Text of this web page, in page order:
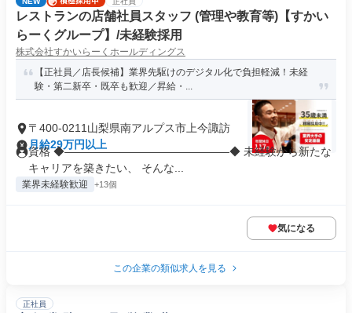
レストランの店舗社員スタッフ (管理や教育等)【すかい
らーくグループ】/未経験採用
株式会社すかいらーくホールディングス
【正社員／店長候補】業界先駆けのデジタル化で負担軽減！未経
験・第二新卒・既卒も歓迎／昇給・...
〒400-0211山梨県南アルプス市上今諏訪
月給29万円以上
資格 ◆―――――――――――――――◆ 未経験から新たな
キャリアを築きたい、 そんな...
業界未経験歓迎 +13個
気になる
この企業の類似求人を見る
正社員